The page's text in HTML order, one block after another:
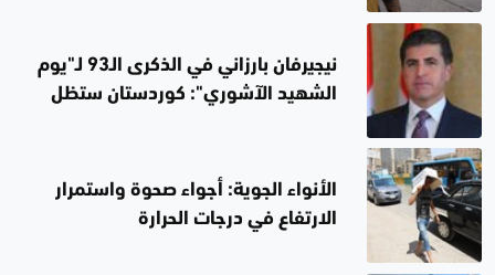
نيجيرفان بارزاني في الذكرى الـ93 لـ"يوم
الشهيد الآشوري": كوردستان ستظل
الأنواء الجوية: أجواء صحوة واستمرار
الارتفاع في درجات الحرارة